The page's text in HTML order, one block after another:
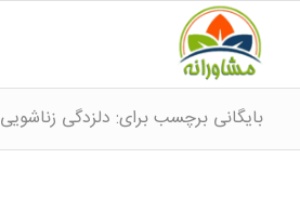
بایگانی برچسب برای: دلزدگی زناشویی